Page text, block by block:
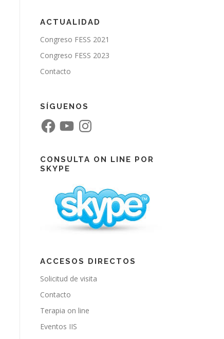
ACTUALIDAD
Congreso FESS 2021
Congreso FESS 2023
Contacto
SÍGUENOS
F
a
o
o
k
Y
o
b
e
n
g
r
CONSULTA ON LINE POR
SKYPE
ACCESOS DIRECTOS
Solicitud de visita
Contacto
Terapia on line
Eventos IIS